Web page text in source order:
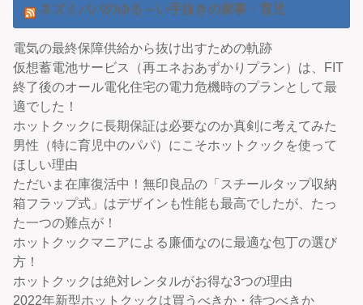
ネズミパパのゆる～い手抜きの家事・育児
電気の最終保障供給から抜け出すための軌跡
仮想蓄電池サービス（再エネおあずかりプラン）は、FIT
終了後のオール電化住宅の電力危機時のプランとして最
適でした！
ホットクックに長期保証は必要なのか真剣に考えてみた
男性（特に育児中のパパ）にこそホットクックを使って
ほしい理由
ただいま在庫復活中！無印良品の「スチールタップ収納
箱フラップ式」はデザインも性能も最高でしたが、たっ
た一つの難点が！
ホットクックマニアによる廉価なのに最適な包丁の選び
方！
ホットクックは絶対レンタルがお得な3つの理由
2022年新型ホットクックは買うべきか・待つべきか